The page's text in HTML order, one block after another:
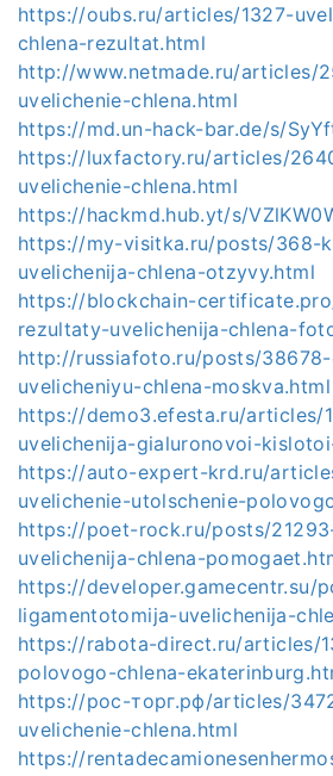
https://oubs.ru/articles/1327-
chlena-rezultat.html
http://www.netmade.ru/articles/
uvelichenie-chlena.html
https://md.un-hack-bar.de/s/
https://luxfactory.ru/articles/
uvelichenie-chlena.html
https://hackmd.hub.yt/s/
https://my-visitka.ru/posts/368-
uvelichenija-chlena-otzyvy.html
https://blockchain-
rezultaty-uvelichenija-chlena-
http://russiafoto.ru/posts/
uvelicheniyu-chlena-moskva.html
https://demo3.efesta.ru/articles/
uvelichenija-gialuronovoi-
https://auto-expert-krd.ru/
uvelichenie-utolschenie-
https://poet-rock.ru/posts/
uvelichenija-chlena-
https://developer.gamecentr.su/
ligamentotomija-uvelichenija-
https://rabota-direct.ru/articles/
polovogo-chlena-
https://рос-торг.рф/articles/
uvelichenie-chlena.html
https://